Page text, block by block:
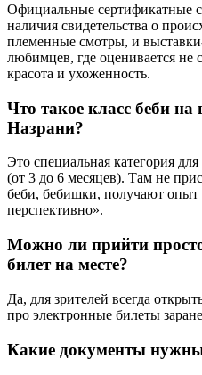
Официальные сертификатные
наличия свидетельства о
племенные смотры, и
любимцев, где оценивается не
красота и ухоженность.
Что такое класс беби на
Назрани?
Это специальная категория
(от 3 до 6 месяцев). Там не
беби, бебишки, получают опыт
перспективно».
Можно ли прийти
билет на месте?
Да, для зрителей всегда
про электронные билеты
Какие документы